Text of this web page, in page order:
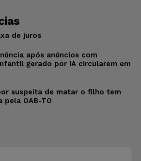
de juros
após anúncios com
gerado por IA circularem em
suspeita de matar o filho tem
pela OAB-TO